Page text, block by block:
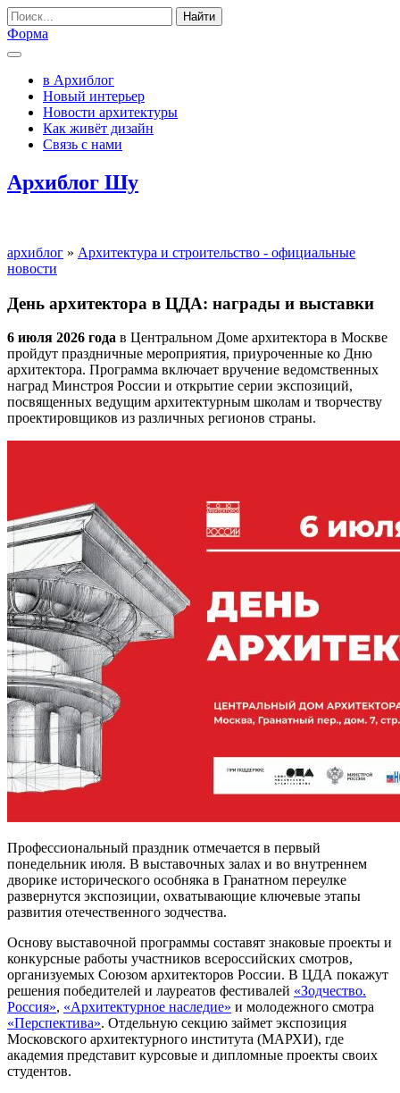
Найти
Форма
в Архиблог
Новый интерьер
Новости архитектуры
Как живёт дизайн
Связь с нами
Архиблог Шу
архиблог » Архитектура и строительство - официальные
новости
День архитектора в ЦДА: награды и выставки
6 июля 2026 года в Центральном Доме архитектора в Москве
пройдут праздничные мероприятия, приуроченные ко Дню
архитектора. Программа включает вручение ведомственных
наград Минстроя России и открытие серии экспозиций,
посвященных ведущим архитектурным школам и творчеству
проектировщиков из различных регионов страны.
Профессиональный праздник отмечается в первый
понедельник июля. В выставочных залах и во внутреннем
дворике исторического особняка в Гранатном переулке
развернутся экспозиции, охватывающие ключевые этапы
развития отечественного зодчества.
Основу выставочной программы составят знаковые проекты и
конкурсные работы участников всероссийских смотров,
организуемых Союзом архитекторов России. В ЦДА покажут
решения победителей и лауреатов фестивалей «Зодчество.
Россия», «Архитектурное наследие» и молодежного смотра
«Перспектива». Отдельную секцию займет экспозиция
Московского архитектурного института (МАРХИ), где
академия представит курсовые и дипломные проекты своих
студентов.